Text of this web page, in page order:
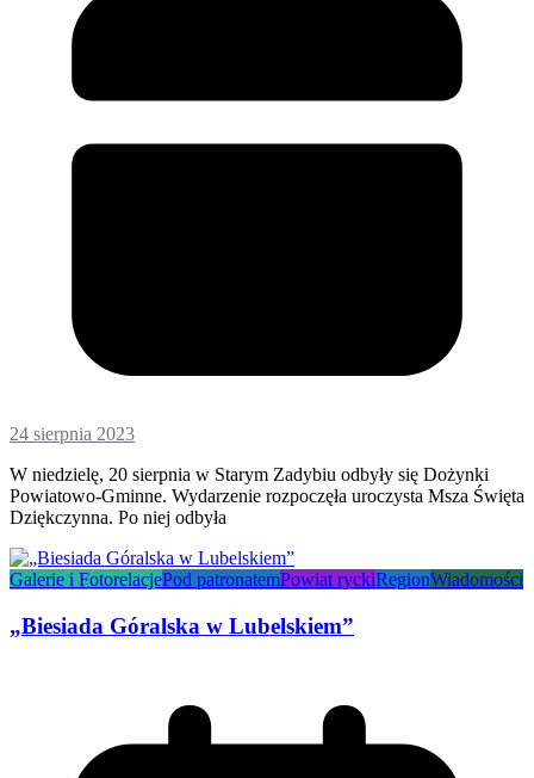
24 sierpnia 2023
W niedzielę, 20 sierpnia w Starym Zadybiu odbyły się Dożynki
Powiatowo-Gminne. Wydarzenie rozpoczęła uroczysta Msza Święta
Dziękczynna. Po niej odbyła
Galerie i FotorelacjePod patronatemPowiat ryckiRegionWiadomości
„Biesiada Góralska w Lubelskiem”